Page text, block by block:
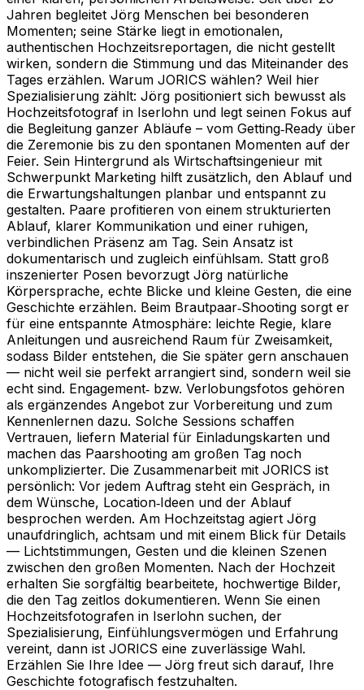
Jahren begleitet Jörg Menschen bei besonderen
Momenten; seine Stärke liegt in emotionalen,
authentischen Hochzeitsreportagen, die nicht gestellt
wirken, sondern die Stimmung und das Miteinander des
Tages erzählen. Warum JORICS wählen? Weil hier
Spezialisierung zählt: Jörg positioniert sich bewusst als
Hochzeitsfotograf in Iserlohn und legt seinen Fokus auf
die Begleitung ganzer Abläufe – vom Getting‑Ready über
die Zeremonie bis zu den spontanen Momenten auf der
Feier. Sein Hintergrund als Wirtschaftsingenieur mit
Schwerpunkt Marketing hilft zusätzlich, den Ablauf und
die Erwartungshaltungen planbar und entspannt zu
gestalten. Paare profitieren von einem strukturierten
Ablauf, klarer Kommunikation und einer ruhigen,
verbindlichen Präsenz am Tag. Sein Ansatz ist
dokumentarisch und zugleich einfühlsam. Statt groß
inszenierter Posen bevorzugt Jörg natürliche
Körpersprache, echte Blicke und kleine Gesten, die eine
Geschichte erzählen. Beim Brautpaar‑Shooting sorgt er
für eine entspannte Atmosphäre: leichte Regie, klare
Anleitungen und ausreichend Raum für Zweisamkeit,
sodass Bilder entstehen, die Sie später gern anschauen
— nicht weil sie perfekt arrangiert sind, sondern weil sie
echt sind. Engagement‑ bzw. Verlobungsfotos gehören
als ergänzendes Angebot zur Vorbereitung und zum
Kennenlernen dazu. Solche Sessions schaffen
Vertrauen, liefern Material für Einladungskarten und
machen das Paarshooting am großen Tag noch
unkomplizierter. Die Zusammenarbeit mit JORICS ist
persönlich: Vor jedem Auftrag steht ein Gespräch, in
dem Wünsche, Location‑Ideen und der Ablauf
besprochen werden. Am Hochzeitstag agiert Jörg
unaufdringlich, achtsam und mit einem Blick für Details
— Lichtstimmungen, Gesten und die kleinen Szenen
zwischen den großen Momenten. Nach der Hochzeit
erhalten Sie sorgfältig bearbeitete, hochwertige Bilder,
die den Tag zeitlos dokumentieren. Wenn Sie einen
Hochzeitsfotografen in Iserlohn suchen, der
Spezialisierung, Einfühlungsvermögen und Erfahrung
vereint, dann ist JORICS eine zuverlässige Wahl.
Erzählen Sie Ihre Idee — Jörg freut sich darauf, Ihre
Geschichte fotografisch festzuhalten.